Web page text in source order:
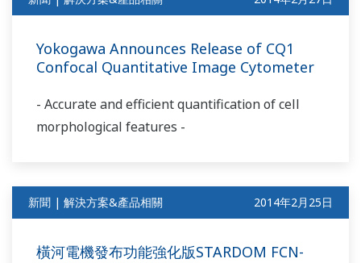
Yokogawa Announces Release of CQ1
Confocal Quantitative Image Cytometer
- Accurate and efficient quantification of cell
morphological features -
新聞 | 解決方案&產品相關 2014年2月25日
橫河電機發布功能強化版STARDOM FCN-